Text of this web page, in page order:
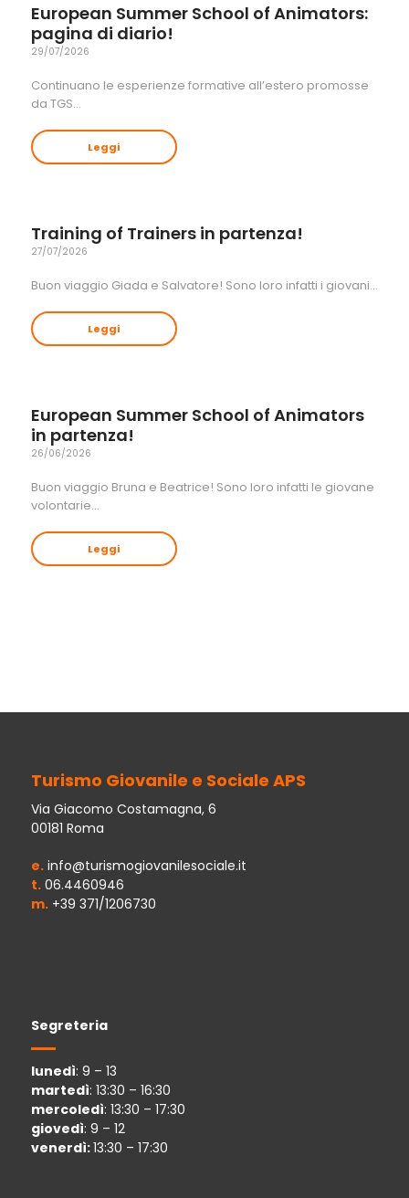
European Summer School of Animators:
pagina di diario!
29/07/2026
Continuano le esperienze formative all’estero promosse
da TGS…
Leggi
Training of Trainers in partenza!
27/07/2026
Buon viaggio Giada e Salvatore! Sono loro infatti i giovani…
Leggi
European Summer School of Animators
in partenza!
26/06/2026
Buon viaggio Bruna e Beatrice! Sono loro infatti le giovane
volontarie…
Leggi
Turismo Giovanile e Sociale APS
Via Giacomo Costamagna, 6
00181 Roma
e.info@turismogiovanilesociale.it
t.06.4460946
m.+39 371/1206730
Segreteria
lunedì: 9 – 13
martedì: 13:30 – 16:30
mercoledì: 13:30 – 17:30
giovedì: 9 – 12
venerdì:13:30 – 17:30